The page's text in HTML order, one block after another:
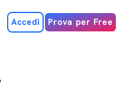
Accedi Prova per Free